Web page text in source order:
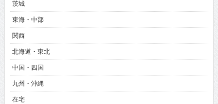
茨城
東海・中部
関西
北海道・東北
中国・四国
九州・沖縄
在宅